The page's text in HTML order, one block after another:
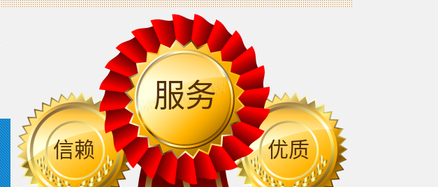
信赖
服务
优质